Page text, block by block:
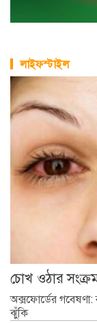
লাইফস্টাইল
চোখ ওঠার
অক্সফোর্ডের গবেষণা:
ঝুঁকি